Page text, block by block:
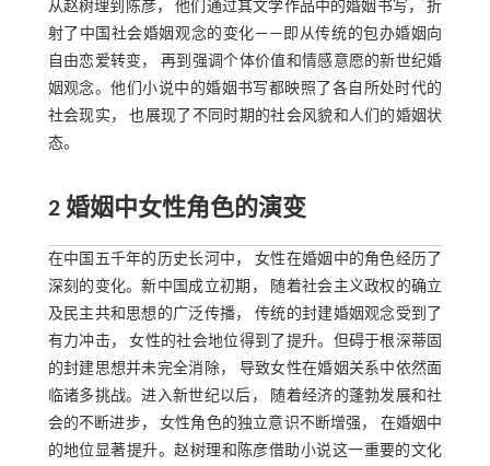
从赵树理到陈彦， 他们通过其文学作品中的婚姻书写， 折
射了中国社会婚姻观念的变化——即从传统的包办婚姻向
自由恋爱转变， 再到强调个体价值和情感意愿的新世纪婚
姻观念。他们小说中的婚姻书写都映照了各自所处时代的
社会现实， 也展现了不同时期的社会风貌和人们的婚姻状
态。
2 婚姻中女性角色的演变
在中国五千年的历史长河中， 女性在婚姻中的角色经历了
深刻的变化。新中国成立初期， 随着社会主义政权的确立
及民主共和思想的广泛传播， 传统的封建婚姻观念受到了
有力冲击， 女性的社会地位得到了提升。但碍于根深蒂固
的封建思想并未完全消除， 导致女性在婚姻关系中依然面
临诸多挑战。进入新世纪以后， 随着经济的蓬勃发展和社
会的不断进步， 女性角色的独立意识不断增强， 在婚姻中
的地位显著提升。赵树理和陈彦借助小说这一重要的文化